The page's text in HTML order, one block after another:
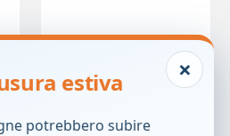
×
estiva
potrebbero subire